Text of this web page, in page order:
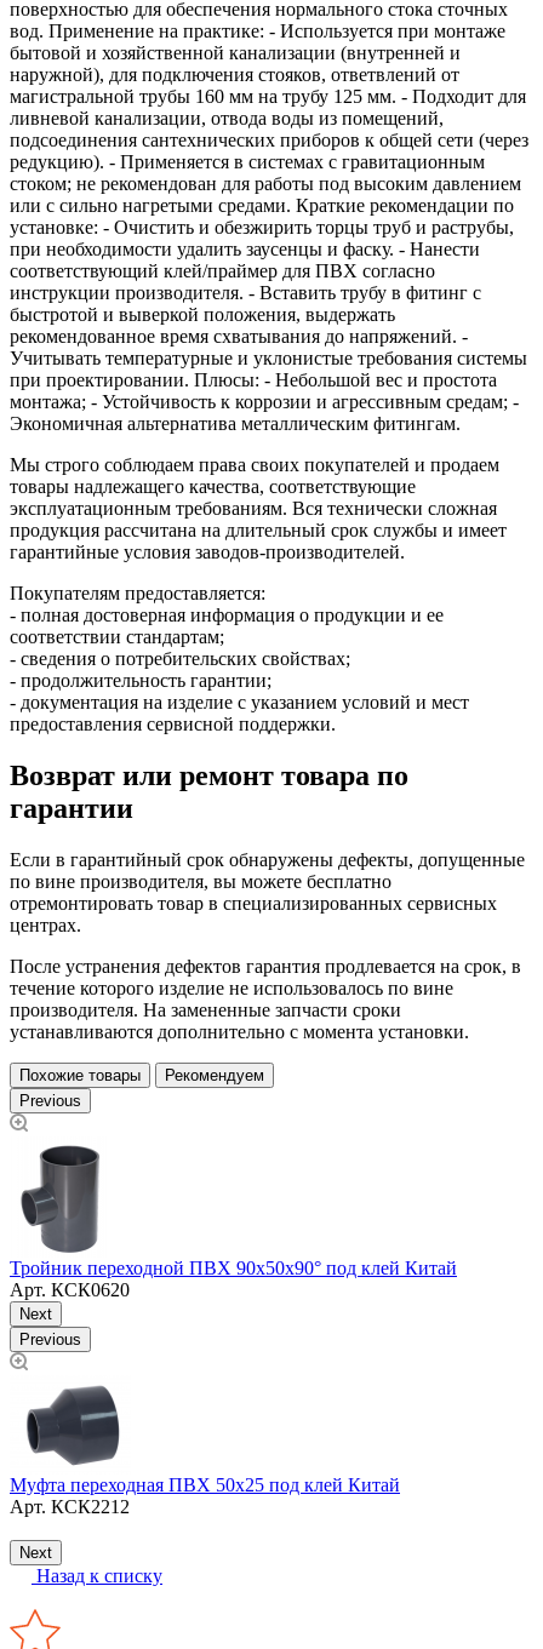
поверхностью для обеспечения нормального стока сточных
вод. Применение на практике: - Используется при монтаже
бытовой и хозяйственной канализации (внутренней и
наружной), для подключения стояков, ответвлений от
магистральной трубы 160 мм на трубу 125 мм. - Подходит для
ливневой канализации, отвода воды из помещений,
подсоединения сантехнических приборов к общей сети (через
редукцию). - Применяется в системах с гравитационным
стоком; не рекомендован для работы под высоким давлением
или с сильно нагретыми средами. Краткие рекомендации по
установке: - Очистить и обезжирить торцы труб и раструбы,
при необходимости удалить заусенцы и фаску. - Нанести
соответствующий клей/праймер для ПВХ согласно
инструкции производителя. - Вставить трубу в фитинг с
быстротой и выверкой положения, выдержать
рекомендованное время схватывания до напряжений. -
Учитывать температурные и уклонистые требования системы
при проектировании. Плюсы: - Небольшой вес и простота
монтажа; - Устойчивость к коррозии и агрессивным средам; -
Экономичная альтернатива металлическим фитингам.
Мы строго соблюдаем права своих покупателей и продаем
товары надлежащего качества, соответствующие
эксплуатационным требованиям. Вся технически сложная
продукция рассчитана на длительный срок службы и имеет
гарантийные условия заводов-производителей.
Покупателям предоставляется:
- полная достоверная информация о продукции и ее
соответствии стандартам;
- сведения о потребительских свойствах;
- продолжительность гарантии;
- документация на изделие с указанием условий и мест
предоставления сервисной поддержки.
Возврат или ремонт товара по
гарантии
Если в гарантийный срок обнаружены дефекты, допущенные
по вине производителя, вы можете бесплатно
отремонтировать товар в специализированных сервисных
центрах.
После устранения дефектов гарантия продлевается на срок, в
течение которого изделие не использовалось по вине
производителя. На замененные запчасти сроки
устанавливаются дополнительно с момента установки.
Похожие товары
Рекомендуем
Previous
Тройник переходной ПВХ 90х50х90° под клей Китай
Арт. КСК0620
Next
Previous
Муфта переходная ПВХ 50х25 под клей Китай
Арт. КСК2212
Next
Назад к списку